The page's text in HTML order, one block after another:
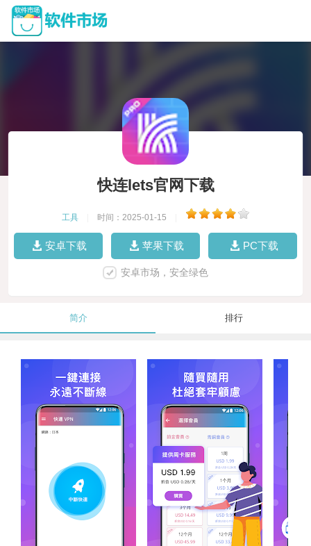
快连lets官网下载
工具 时间：2025-01-15
安卓下载 苹果下载 PC下载
安卓市场，安全绿色
简介 排行